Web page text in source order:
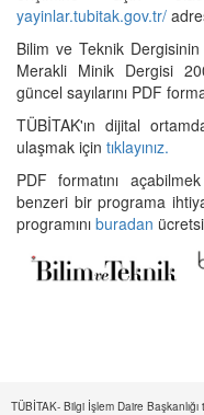
yayinlar.tubitak.gov.tr/
Bilim ve Teknik
Merakli Minik Dergisi
güncel sayılarını PDF
TÜBİTAK'ın dijital
ulaşmak için tıklayınız.
PDF formatını
benzeri bir programa
programını buradan
TÜBİTAK- Bilgi İşlem Daire